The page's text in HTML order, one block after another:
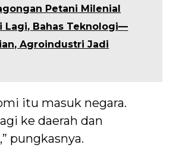
Petani Milenial
Lagi, Bahas Teknologi—
Agroindustri Jadi
itu masuk negara.
ke daerah dan
pungkasnya.